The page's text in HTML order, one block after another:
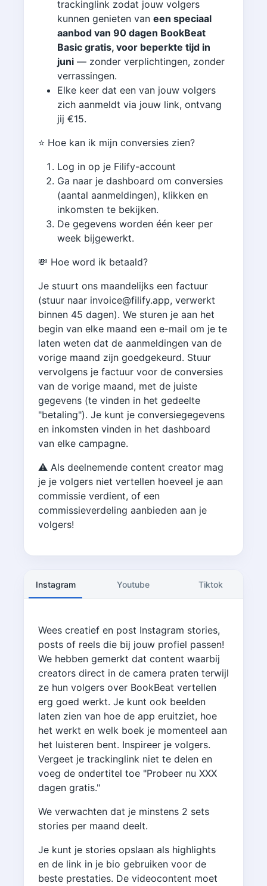
trackinglink zodat jouw volgers
kunnen genieten van een speciaal
aanbod van 90 dagen BookBeat
Basic gratis, voor beperkte tijd in
juni — zonder verplichtingen, zonder
verrassingen.
Elke keer dat een van jouw volgers
zich aanmeldt via jouw link, ontvang
jij €15.
⭐️ Hoe kan ik mijn conversies zien?
Log in op je Filify-account
Ga naar je dashboard om conversies
(aantal aanmeldingen), klikken en
inkomsten te bekijken.
De gegevens worden één keer per
week bijgewerkt.
💸 Hoe word ik betaald?
Je stuurt ons maandelijks een factuur
(stuur naar invoice@filify.app, verwerkt
binnen 45 dagen). We sturen je aan het
begin van elke maand een e-mail om je te
laten weten dat de aanmeldingen van de
vorige maand zijn goedgekeurd. Stuur
vervolgens je factuur voor de conversies
van de vorige maand, met de juiste
gegevens (te vinden in het gedeelte
"betaling"). Je kunt je conversiegegevens
en inkomsten vinden in het dashboard
van elke campagne.
⚠️ Als deelnemende content creator mag
je je volgers niet vertellen hoeveel je aan
commissie verdient, of een
commissieverdeling aanbieden aan je
volgers!
Instagram Youtube Tiktok
Wees creatief en post Instagram stories,
posts of reels die bij jouw profiel passen!
We hebben gemerkt dat content waarbij
creators direct in de camera praten terwijl
ze hun volgers over BookBeat vertellen
erg goed werkt. Je kunt ook beelden
laten zien van hoe de app eruitziet, hoe
het werkt en welk boek je momenteel aan
het luisteren bent. Inspireer je volgers.
Vergeet je trackinglink niet te delen en
voeg de ondertitel toe "Probeer nu XXX
dagen gratis."
We verwachten dat je minstens 2 sets
stories per maand deelt.
Je kunt je stories opslaan als highlights
en de link in je bio gebruiken voor de
beste prestaties. De videocontent moet